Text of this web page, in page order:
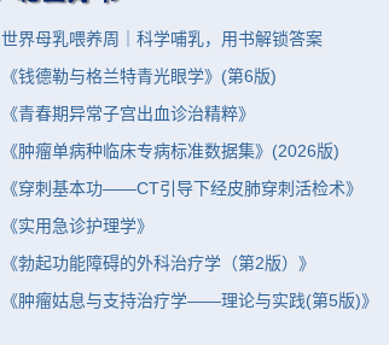
世界母乳喂养周｜科学哺乳，用书解锁答案
《钱德勒与格兰特青光眼学》(第6版)
《青春期异常子宫出血诊治精粹》
《肿瘤单病种临床专病标准数据集》(2026版)
《穿刺基本功——CT引导下经皮肺穿刺活检术》
《实用急诊护理学》
《勃起功能障碍的外科治疗学（第2版）》
《肿瘤姑息与支持治疗学——理论与实践(第5版)》